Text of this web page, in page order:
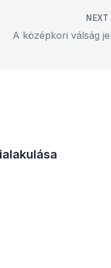
NEXT
A középkori válság